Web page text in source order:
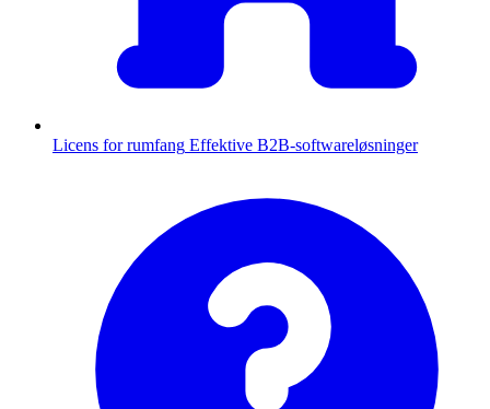
Licens for rumfang Effektive B2B-softwareløsninger